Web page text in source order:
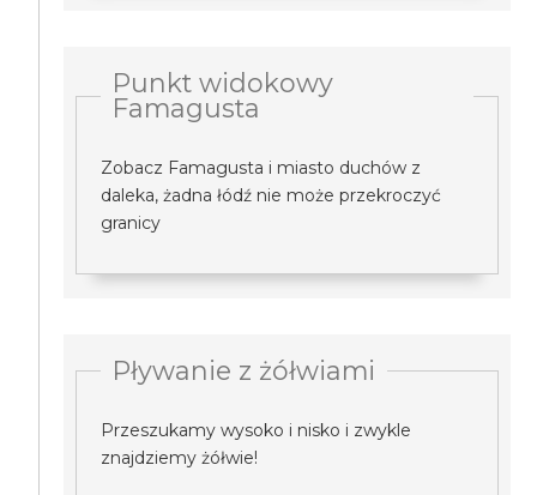
Punkt widokowy
Famagusta
Zobacz Famagusta i miasto duchów z
daleka, żadna łódź nie może przekroczyć
granicy
Pływanie z żółwiami
Przeszukamy wysoko i nisko i zwykle
znajdziemy żółwie!